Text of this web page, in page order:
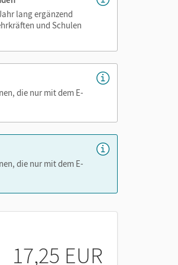
lang ergänzend
und Schulen
die nur mit dem E-
die nur mit dem E-
17,25 EUR